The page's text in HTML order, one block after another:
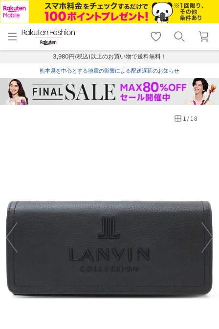
menu home
トップ
shopping_cart lock_outline
ログイン
3,980円(税込)以上のお買い物で送料無料！
熊本県を中心とする地震の影響による配送遅延のお知らせ
1/18